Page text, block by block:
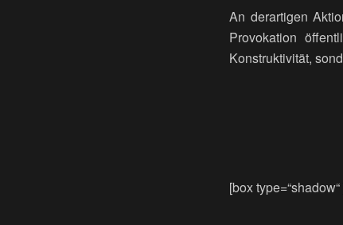
An derartigen
Provokation
Konstruktivität,
[box type=“shadow“